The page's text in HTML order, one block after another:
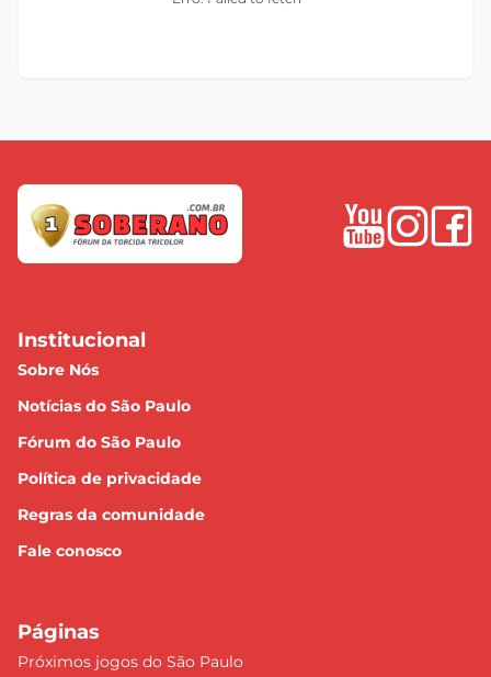
Institucional
Sobre Nós
Notícias do São Paulo
Fórum do São Paulo
Política de privacidade
Regras da comunidade
Fale conosco
Páginas
Próximos jogos do São Paulo